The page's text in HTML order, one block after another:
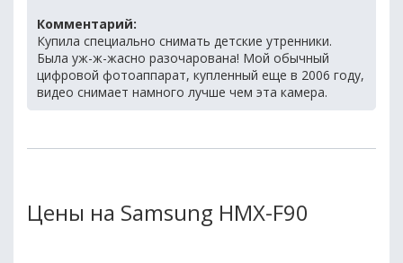
Комментарий:
Купила специально снимать детские утренники.
Была уж-ж-жасно разочарована! Мой обычный
цифровой фотоаппарат, купленный еще в 2006 году,
видео снимает намного лучше чем эта камера.
Цены на Samsung HMX-F90